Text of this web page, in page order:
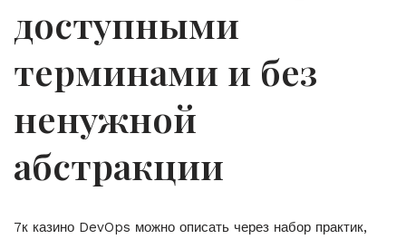
доступными
терминами и без
ненужной
абстракции
7к казино DevOps можно описать через набор практик,